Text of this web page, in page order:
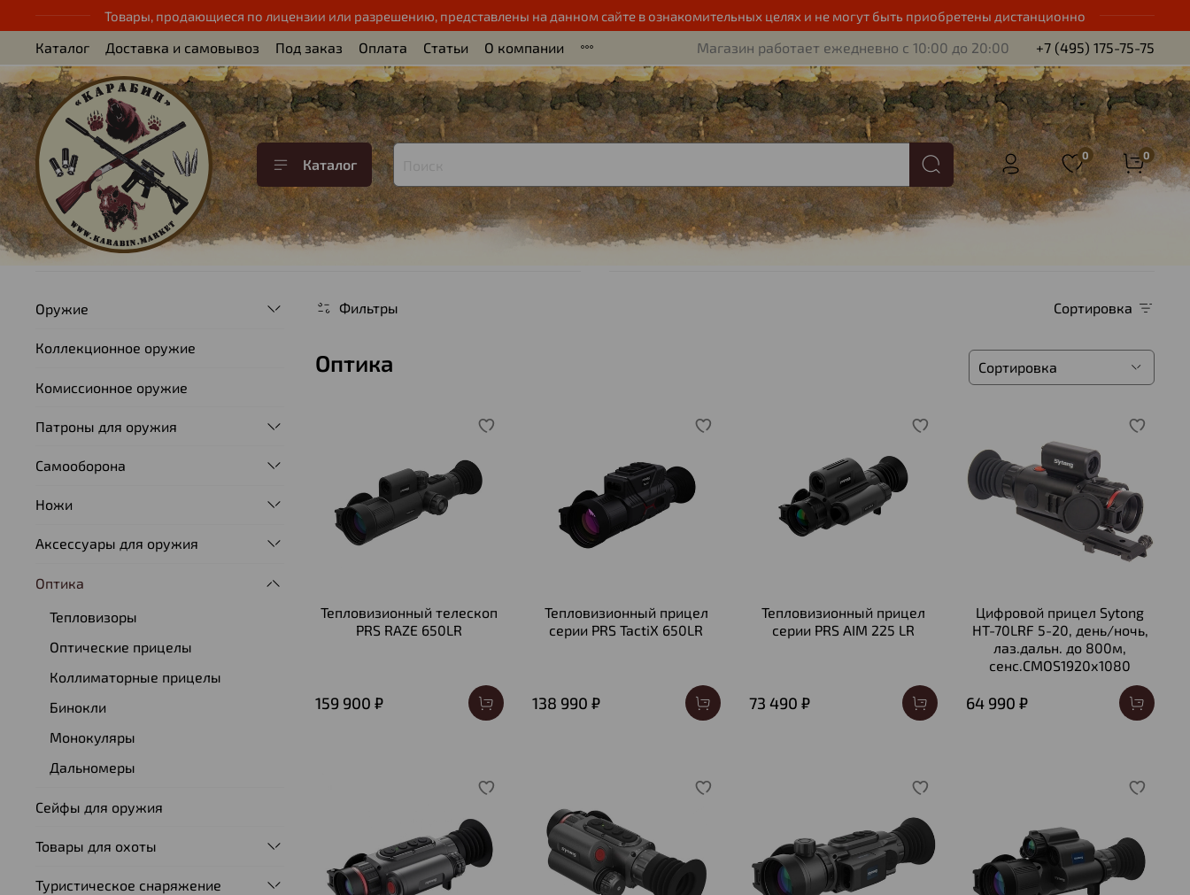
Товары, продающиеся по лицензии или разрешению, представлены на данном сайте в ознакомительных целях и не могут быть приобретены дистанционно
Каталог Доставка и самовывоз Под заказ Оплата Статьи О компании Магазин работает ежедневно с 10:00 до 20:00 +7 (495) 175-75-75
Каталог
0 0
Фильтры Сортировка
Оптика
Тепловизионный телескоп
PRS RAZE 650LR
159 900 ₽
Тепловизионный прицел
серии PRS TactiX 650LR
138 990 ₽
Тепловизионный прицел
серии PRS AIM 225 LR
73 490 ₽
Цифровой прицел Sytong
HT-70LRF 5-20, день/ночь,
лаз.дальн. до 800м,
сенс.CMOS1920х1080
64 990 ₽
Оружие
Коллекционное оружие
Комиссионное оружие
Патроны для оружия
Самооборона
Ножи
Аксессуары для оружия
Оптика
Тепловизоры
Оптические прицелы
Коллиматорные прицелы
Бинокли
Монокуляры
Дальномеры
Сейфы для оружия
Товары для охоты
Туристическое снаряжение